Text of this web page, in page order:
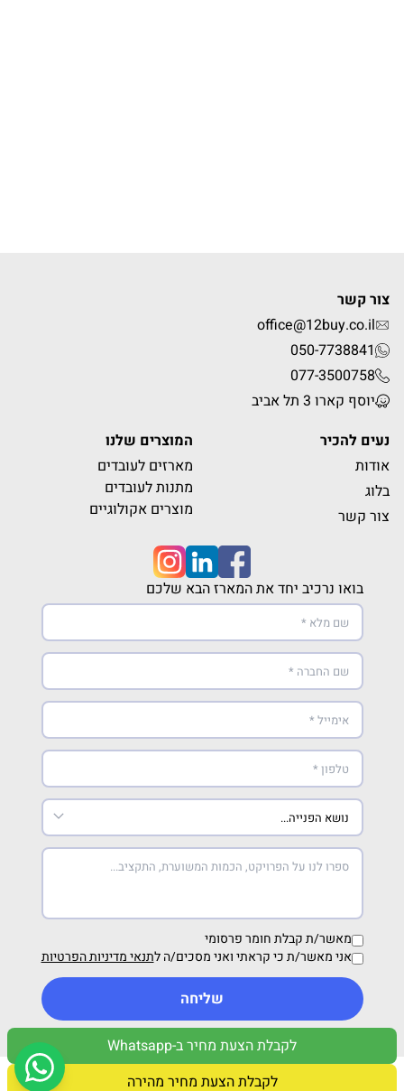
לקבלת הצעת מחיר ב-Whatsapp
לקבלת הצעת מחיר מהירה
צור קשר
office@12buy.co.il
050-7738841
077-3500758
יוסף קארו 3 תל אביב
נעים להכיר
אודות
בלוג
צור קשר
המוצרים שלנו
מארזים לעובדים
מתנות לעובדים
מוצרים אקולוגיים
בואו נרכיב יחד את המארז הבא שלכם
מאשר/ת קבלת חומר פרסומי
אני מאשר/ת כי קראתי ואני מסכים/ה לתנאי מדיניות הפרטיות
שליחה
מדיניות פרטיות
תנאי שימוש